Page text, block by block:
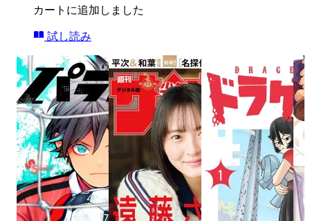
カートに追加しました
試し読み